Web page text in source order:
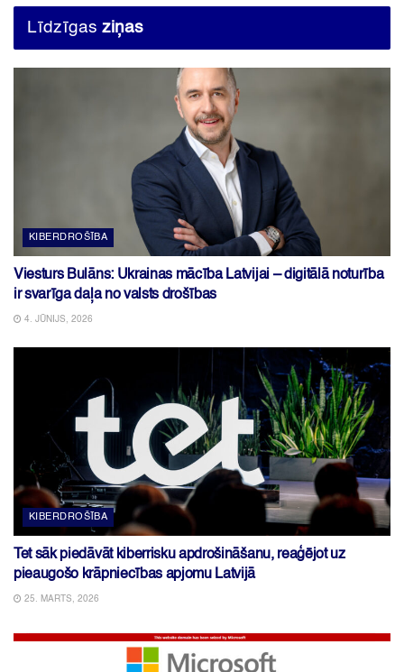
Līdzīgas ziņas
KIBERDROŠĪBA
Viesturs Bulāns: Ukrainas mācība Latvijai – digitālā noturība
ir svarīga daļa no valsts drošības
4. JŪNIJS, 2026
KIBERDROŠĪBA
Tet sāk piedāvāt kiberrisku apdrošināšanu, reaģējot uz
pieaugošo krāpniecības apjomu Latvijā
25. MARTS, 2026